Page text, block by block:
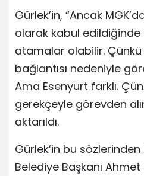
Gürlek’in, “Ancak
olarak kabul edildiğinde
atamalar olabilir.
bağlantısı nedeniyle
Ama Esenyurt farklı.
gerekçeyle görevden
aktarıldı.
Gürlek’in bu
Belediye Başkanı